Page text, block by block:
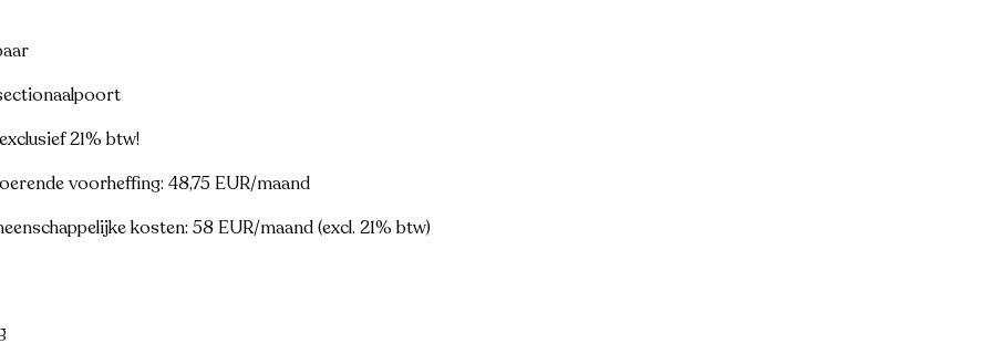
21% btw!
voorheffing: 48,75 EUR/maand
kosten: 58 EUR/maand (excl. 21% btw)